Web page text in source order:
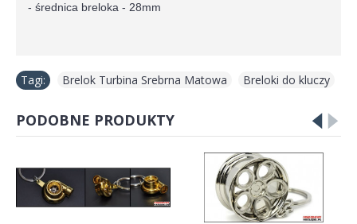
- średnica breloka - 28mm
Tagi: Brelok Turbina Srebrna Matowa Breloki do kluczy
PODOBNE PRODUKTY